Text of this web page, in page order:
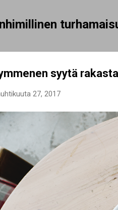
syytä
27, 2017